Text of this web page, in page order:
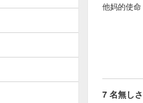
他妈的使命
7 名無し